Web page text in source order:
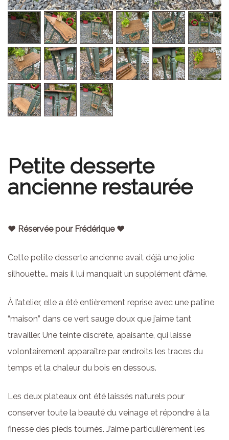
Petite desserte
ancienne restaurée
♥ Réservée pour Frédérique ♥
Cette petite desserte ancienne avait déjà une jolie
silhouette… mais il lui manquait un supplément d’âme.
À l’atelier, elle a été entièrement reprise avec une patine
“maison” dans ce vert sauge doux que j’aime tant
travailler. Une teinte discrète, apaisante, qui laisse
volontairement apparaître par endroits les traces du
temps et la chaleur du bois en dessous.
Les deux plateaux ont été laissés naturels pour
conserver toute la beauté du veinage et répondre à la
finesse des pieds tournés. J’aime particulièrement les